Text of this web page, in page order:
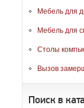
Мебель для
Мебель для
Столы
Вызов
Поиск в